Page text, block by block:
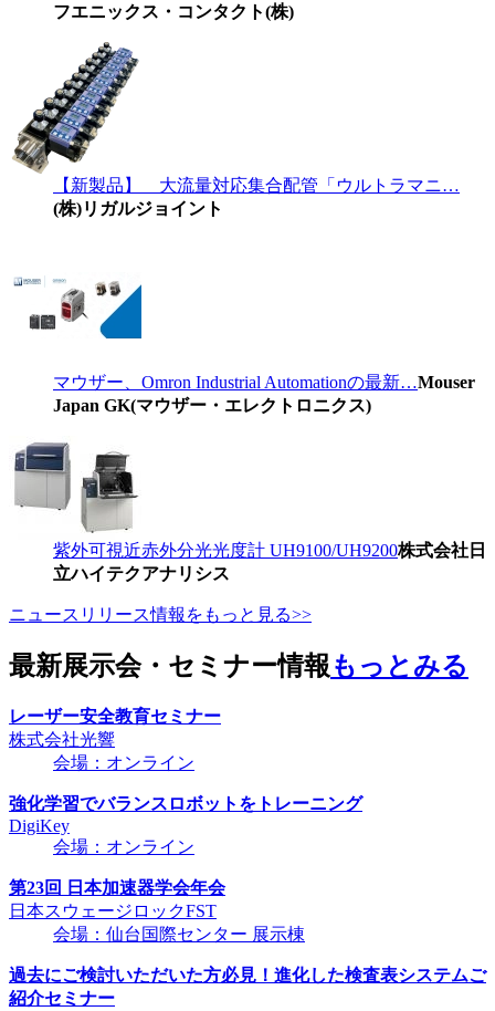
フエニックス・コンタクト(株)
【新製品】 大流量対応集合配管「ウルトラマニ…
(株)リガルジョイント
マウザー、Omron Industrial Automationの最新…Mouser
Japan GK(マウザー・エレクトロニクス)
紫外可視近赤外分光光度計 UH9100/UH9200株式会社日
立ハイテクアナリシス
ニュースリリース情報をもっと見る>>
最新展示会・セミナー情報もっとみる
レーザー安全教育セミナー
株式会社光響
会場：オンライン
強化学習でバランスロボットをトレーニング
DigiKey
会場：オンライン
第23回 日本加速器学会年会
日本スウェージロックFST
会場：仙台国際センター 展示棟
過去にご検討いただいた方必見！進化した検査表システムご
紹介セミナー